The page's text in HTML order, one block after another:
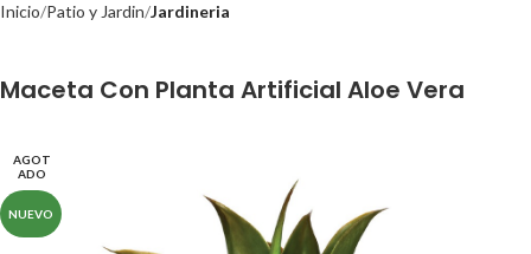
Inicio Patio y Jardin Jardineria
Maceta Con Planta Artificial Aloe Vera
AGOT
ADO
NUEVO